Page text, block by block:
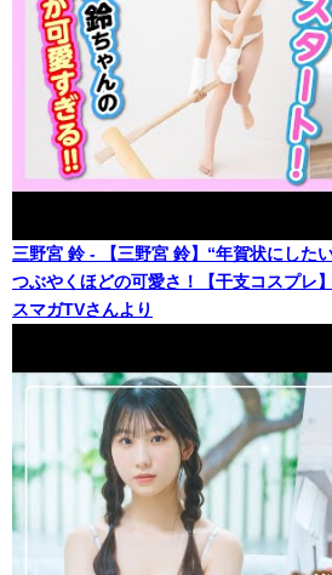
三野宮 鈴 - 【三野宮 鈴】“年賀状にし
つぶやくほどの可愛さ！【干支コスプレ
スマガTVさんより